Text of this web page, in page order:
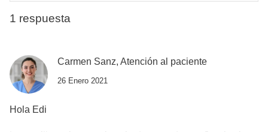
1 respuesta
Carmen Sanz, Atención al paciente
26 Enero 2021
Hola Edi